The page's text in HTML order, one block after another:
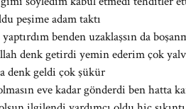
peşime adam taktı
benden uzaklaşsın da
denk getirdi yemin ederim çok
denk geldi çok şükür
eve kadar gönderdi ben hatta